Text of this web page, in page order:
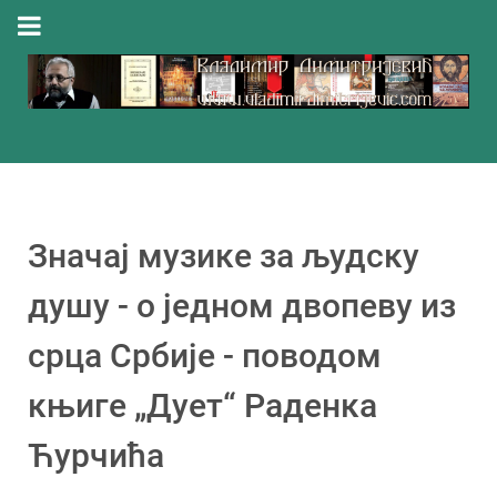
Значај музике за људску
душу - o једном двопеву из
срца Србије - поводом
књиге „Дует“ Раденка
Ћурчића